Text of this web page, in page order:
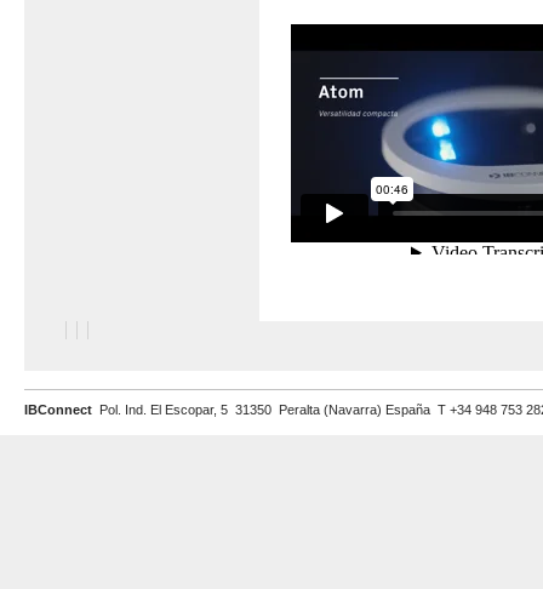
IBConnect Pol. Ind. El Escopar, 5 31350 Peralta (Navarra) España T +34 948 753